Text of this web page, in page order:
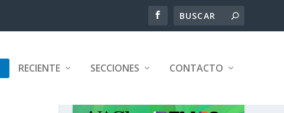
RECIENTE SECCIONES CONTACTO